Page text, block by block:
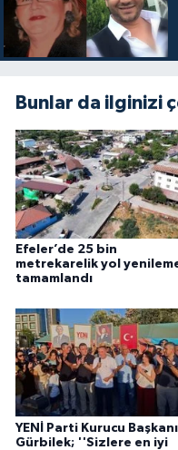
Bunlar da ilginizi
Efeler’de 25 bin
metrekarelik yol
tamamlandı
YENİ Parti Kurucu Başkanı
Gürbilek; ''Sizlere en iyi